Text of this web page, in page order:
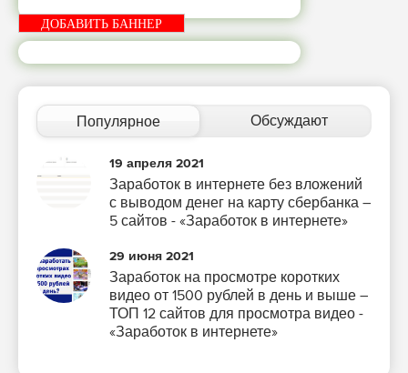
ДОБАВИТЬ БАННЕР
Популярное Обсуждают
19 апреля 2021
Заработок в интернете без вложений
с выводом денег на карту сбербанка –
5 сайтов - «Заработок в интернете»
29 июня 2021
Заработок на просмотре коротких
видео от 1500 рублей в день и выше –
ТОП 12 сайтов для просмотра видео -
«Заработок в интернете»